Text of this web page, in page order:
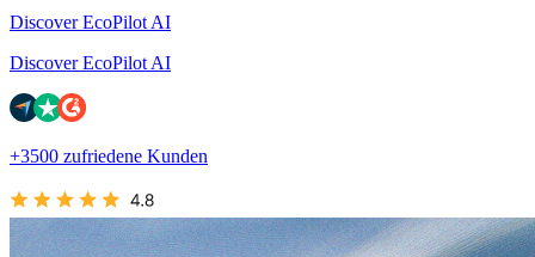
Discover EcoPilot AI
Discover EcoPilot AI
+3500 zufriedene Kunden